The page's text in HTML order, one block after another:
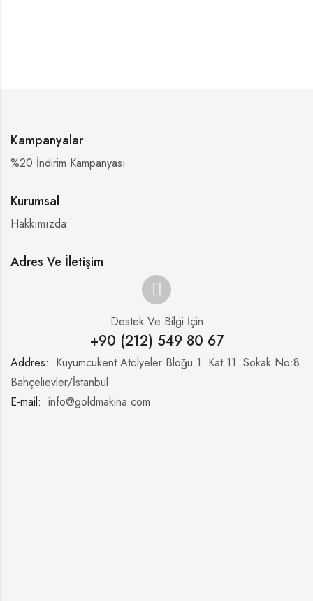
Kampanyalar
%20 İndirim Kampanyası
Kurumsal
Hakkımızda
Adres Ve İletişim
Destek Ve Bilgi İçin
+90 (212) 549 80 67
Addres: Kuyumcukent Atölyeler Bloğu 1. Kat 11. Sokak No:8
Bahçelievler/İstanbul
E-mail: info@goldmakina.com